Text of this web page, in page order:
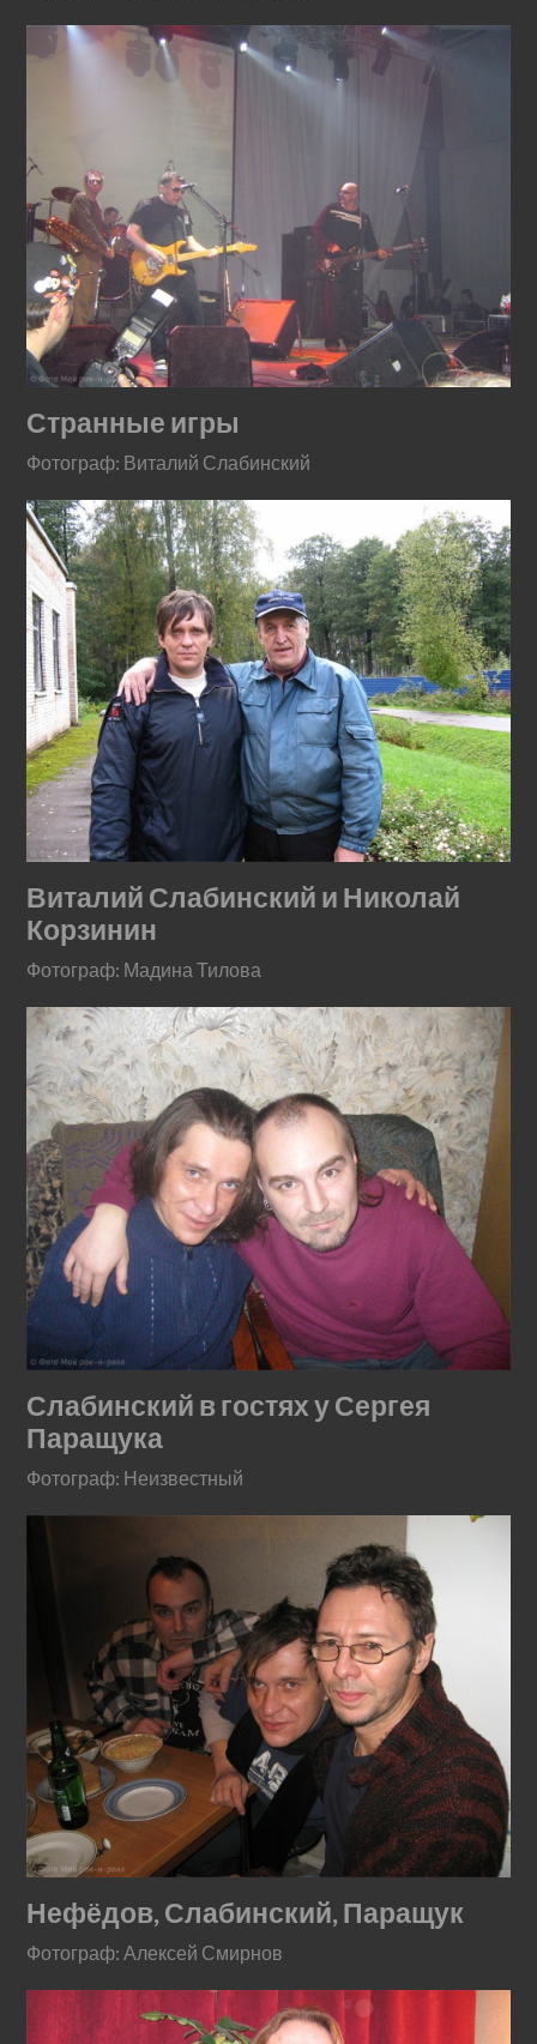
Странные игры
Фотограф: Виталий Слабинский
Виталий Слабинский и Николай
Корзинин
Фотограф: Мадина Тилова
Слабинский в гостях у Сергея
Паращука
Фотограф: Неизвестный
Нефёдов, Слабинский, Паращук
Фотограф: Алексей Смирнов